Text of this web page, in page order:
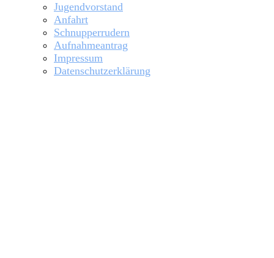
Jugendvorstand
Anfahrt
Schnupperrudern
Aufnahmeantrag
Impressum
Datenschutzerklärung